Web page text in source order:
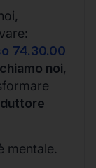
74.30.00
noi,
mentale.